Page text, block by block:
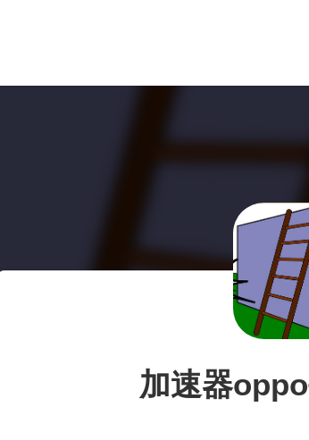
加速器